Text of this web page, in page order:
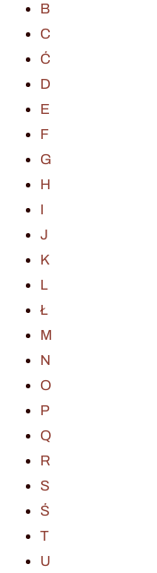
B
C
Ć
D
E
F
G
H
I
J
K
L
Ł
M
N
O
P
Q
R
S
Ś
T
U